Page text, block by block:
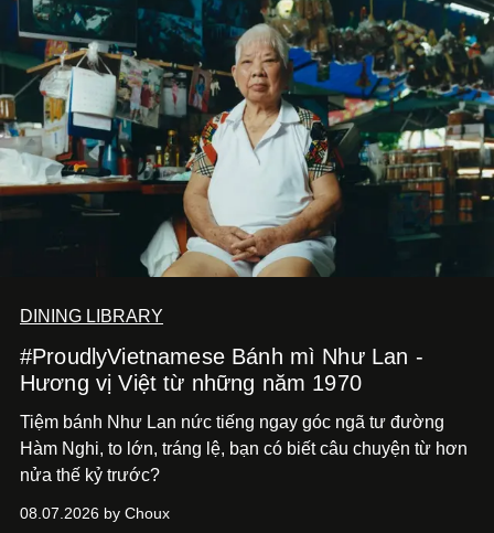
DINING LIBRARY
#ProudlyVietnamese Bánh mì Như Lan -
Hương vị Việt từ những năm 1970
Tiệm bánh Như Lan nức tiếng ngay góc ngã tư đường
Hàm Nghi, to lớn, tráng lệ, bạn có biết câu chuyện từ hơn
nửa thế kỷ trước?
08.07.2026 by Choux